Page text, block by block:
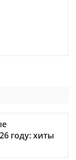
году: хиты